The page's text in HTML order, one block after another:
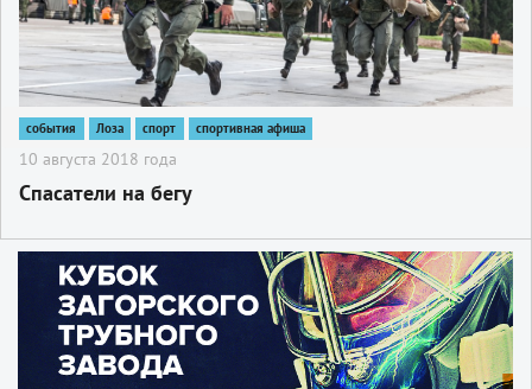
события Лоза спорт спортивная афиша
10 августа 2018 года
Спасатели на бегу